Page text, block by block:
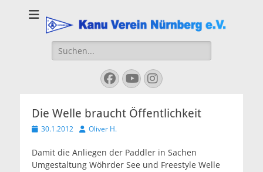
Kanu Verein
Nuernberg
Suchen
nach:
Facebook
YouTube
Instagram
Die Welle braucht Öffentlichkeit
Veröffentlicht
30.1.2012 AutorOliver H.
Damit die Anliegen der Paddler in Sachen
Umgestaltung Wöhrder See und Freestyle Welle